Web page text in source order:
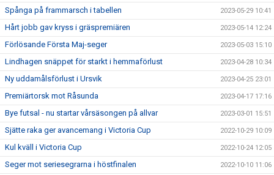
Spånga på frammarsch i tabellen 2023-05-29 10:41
Hårt jobb gav kryss i gräspremiären 2023-05-14 12:24
Förlösande Första Maj-seger 2023-05-03 15:10
Lindhagen snäppet för starkt i hemmaförlust 2023-04-28 10:34
Ny uddamålsförlust i Ursvik 2023-04-25 23:01
Premiärtorsk mot Råsunda 2023-04-17 17:16
Bye futsal - nu startar vårsäsongen på allvar 2023-03-01 15:51
Sjätte raka ger avancemang i Victoria Cup 2022-10-29 10:09
Kul kväll i Victoria Cup 2022-10-24 12:05
Seger mot seriesegrarna i höstfinalen 2022-10-10 11:06